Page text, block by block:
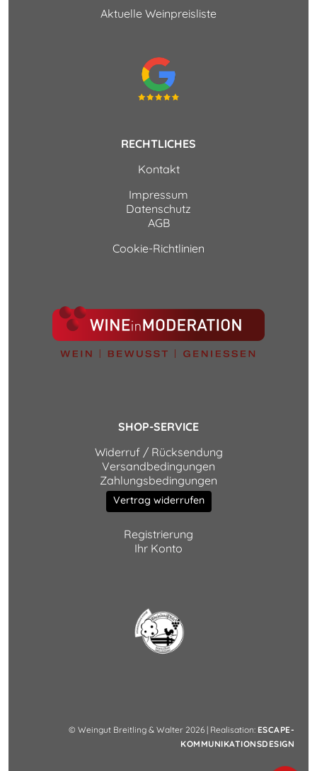
Aktuelle Weinpreisliste
RECHTLICHES
Kontakt
Impressum
Datenschutz
AGB
Cookie-Richtlinien
SHOP-SERVICE
Widerruf / Rücksendung
Versandbedingungen
Zahlungsbedingungen
Vertrag widerrufen
Registrierung
Ihr Konto
© Weingut Breitling & Walter 2026 | Realisation: ESCAPE-
KOMMUNIKATIONSDESIGN